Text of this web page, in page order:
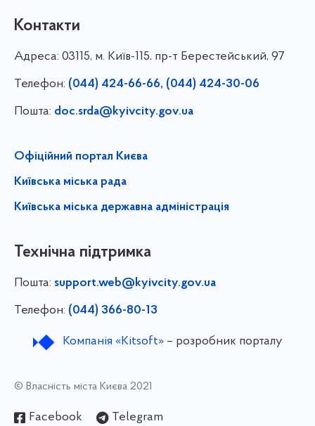
Контакти
Адреса: 03115, м. Київ-115, пр-т Берестейський, 97
Телефон: (044) 424-66-66, (044) 424-30-06
Пошта: doc.srda@kyivcity.gov.ua
Офіційний портал Києва
Київська міська рада
Київська міська державна адміністрація
Технічна підтримка
Пошта: support.web@kyivcity.gov.ua
Телефон: (044) 366-80-13
Компанія «Kitsoft»– розробник порталу
© Власність міста Києва 2021
Facebook Telegram